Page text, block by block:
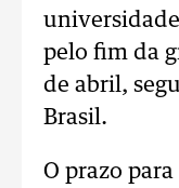
pelo fim da
de abril,
Brasil.
O prazo